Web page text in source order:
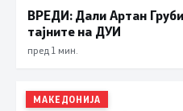
ВРЕДИ: Дали Артан
тајните на ДУИ
пред 1 мин.
МАКЕДОНИЈА